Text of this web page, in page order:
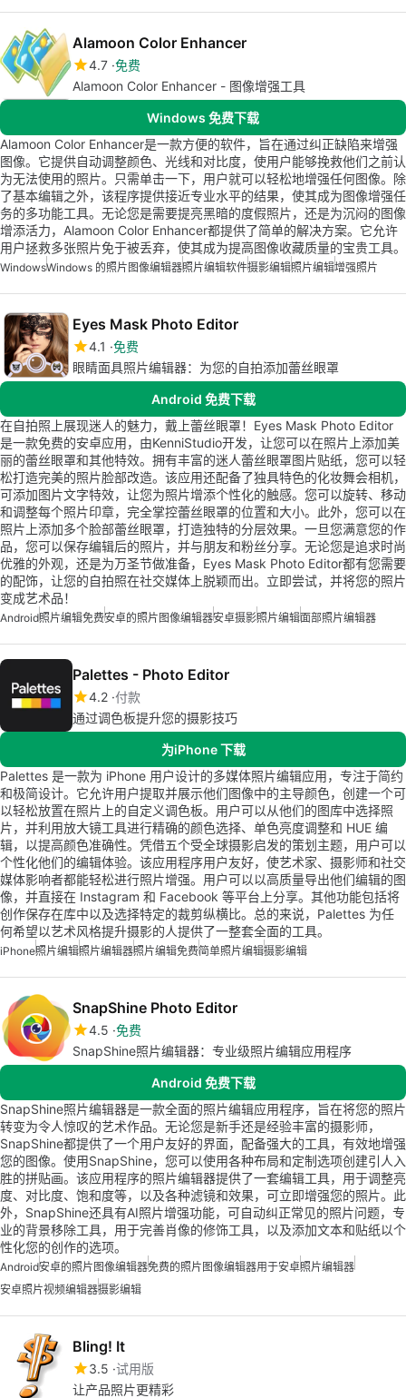
Alamoon Color Enhancer
4.7 免费
Alamoon Color Enhancer - 图像增强工具
Windows 免费下载
Alamoon Color Enhancer是一款方便的软件，旨在通过纠正缺陷来增强
图像。它提供自动调整颜色、光线和对比度，使用户能够挽救他们之前认
为无法使用的照片。只需单击一下，用户就可以轻松地增强任何图像。除
了基本编辑之外，该程序提供接近专业水平的结果，使其成为图像增强任
务的多功能工具。无论您是需要提亮黑暗的度假照片，还是为沉闷的图像
增添活力，Alamoon Color Enhancer都提供了简单的解决方案。它允许
用户拯救多张照片免于被丢弃，使其成为提高图像收藏质量的宝贵工具。
WindowsWindows 的照片图像编辑器照片编辑软件摄影编辑照片编辑增强照片
Eyes Mask Photo Editor
4.1 免费
眼睛面具照片编辑器：为您的自拍添加蕾丝眼罩
Android 免费下载
在自拍照上展现迷人的魅力，戴上蕾丝眼罩！Eyes Mask Photo Editor
是一款免费的安卓应用，由KenniStudio开发，让您可以在照片上添加美
丽的蕾丝眼罩和其他特效。拥有丰富的迷人蕾丝眼罩图片贴纸，您可以轻
松打造完美的照片脸部改造。该应用还配备了独具特色的化妆舞会相机，
可添加图片文字特效，让您为照片增添个性化的触感。您可以旋转、移动
和调整每个照片印章，完全掌控蕾丝眼罩的位置和大小。此外，您可以在
照片上添加多个脸部蕾丝眼罩，打造独特的分层效果。一旦您满意您的作
品，您可以保存编辑后的照片，并与朋友和粉丝分享。无论您是追求时尚
优雅的外观，还是为万圣节做准备，Eyes Mask Photo Editor都有您需要
的配饰，让您的自拍照在社交媒体上脱颖而出。立即尝试，并将您的照片
变成艺术品！
Android照片编辑免费安卓的照片图像编辑器安卓摄影照片编辑面部照片编辑器
Palettes - Photo Editor
4.2 付款
通过调色板提升您的摄影技巧
为iPhone 下载
Palettes 是一款为 iPhone 用户设计的多媒体照片编辑应用，专注于简约
和极简设计。它允许用户提取并展示他们图像中的主导颜色，创建一个可
以轻松放置在照片上的自定义调色板。用户可以从他们的图库中选择照
片，并利用放大镜工具进行精确的颜色选择、单色亮度调整和 HUE 编
辑，以提高颜色准确性。凭借五个受全球摄影启发的策划主题，用户可以
个性化他们的编辑体验。该应用程序用户友好，使艺术家、摄影师和社交
媒体影响者都能轻松进行照片增强。用户可以以高质量导出他们编辑的图
像，并直接在 Instagram 和 Facebook 等平台上分享。其他功能包括将
创作保存在库中以及选择特定的裁剪纵横比。总的来说，Palettes 为任
何希望以艺术风格提升摄影的人提供了一整套全面的工具。
iPhone照片编辑照片编辑器照片编辑免费简单照片编辑摄影编辑
SnapShine Photo Editor
4.5 免费
SnapShine照片编辑器：专业级照片编辑应用程序
Android 免费下载
SnapShine照片编辑器是一款全面的照片编辑应用程序，旨在将您的照片
转变为令人惊叹的艺术作品。无论您是新手还是经验丰富的摄影师，
SnapShine都提供了一个用户友好的界面，配备强大的工具，有效地增强
您的图像。使用SnapShine，您可以使用各种布局和定制选项创建引人入
胜的拼贴画。该应用程序的照片编辑器提供了一套编辑工具，用于调整亮
度、对比度、饱和度等，以及各种滤镜和效果，可立即增强您的照片。此
外，SnapShine还具有AI照片增强功能，可自动纠正常见的照片问题，专
业的背景移除工具，用于完善肖像的修饰工具，以及添加文本和贴纸以个
性化您的创作的选项。
Android安卓的照片图像编辑器免费的照片图像编辑器用于安卓照片编辑器
安卓照片视频编辑器摄影编辑
Bling! It
3.5 试用版
让产品照片更精彩